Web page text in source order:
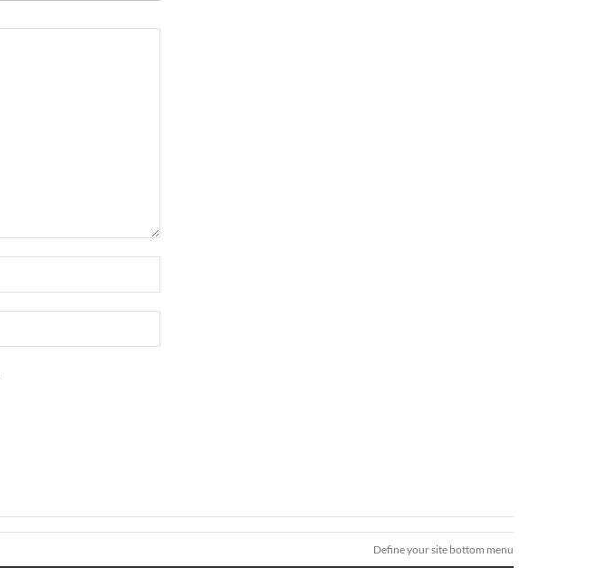
Define your site bottom menu